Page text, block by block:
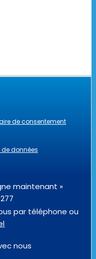
de consentement
données
maintenant »
par téléphone ou
nous